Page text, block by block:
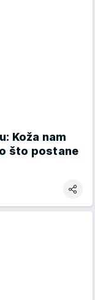
Koža nam
što postane